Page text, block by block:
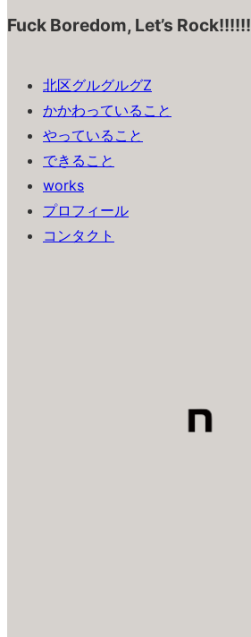
Fuck Boredom, Let’s Rock!!!!!!
北区グルグルグZ
かかわっていること
やっていること
できること
works
プロフィール
コンタクト